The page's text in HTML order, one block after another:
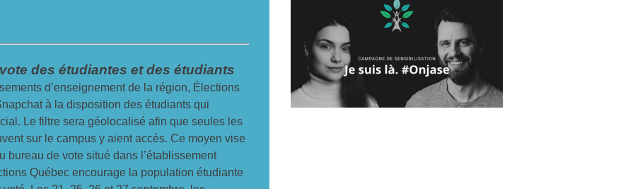
des étudiantes et des étudiants
d’enseignement de la région, Élections
à la disposition des étudiants qui
Le filtre sera géolocalisé afin que seules les
sur le campus y aient accès. Ce moyen vise
bureau de vote situé dans l’établissement
Québec encourage la population étudiante